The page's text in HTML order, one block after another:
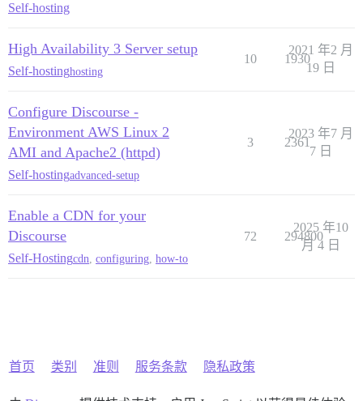
Self-hosting
High Availability 3 Server setup
Self-hostinghosting
10 1930
2021 年2 月
19 日
Configure Discourse -
Environment AWS Linux 2
AMI and Apache2 (httpd)
Self-hostingadvanced-setup
3 2361
2023 年7 月
7 日
Enable a CDN for your
Discourse
Self-Hostingcdn configuring how-to
72 294800
2025 年10
月 4 日
首页 类别 准则 服务条款 隐私政策